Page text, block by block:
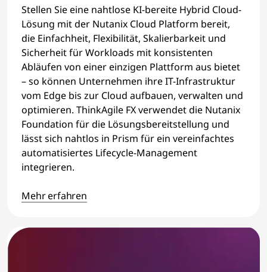
Stellen Sie eine nahtlose KI-bereite Hybrid Cloud-
Lösung mit der Nutanix Cloud Platform bereit,
die Einfachheit, Flexibilität, Skalierbarkeit und
Sicherheit für Workloads mit konsistenten
Abläufen von einer einzigen Plattform aus bietet
– so können Unternehmen ihre IT-Infrastruktur
vom Edge bis zur Cloud aufbauen, verwalten und
optimieren. ThinkAgile FX verwendet die Nutanix
Foundation für die Lösungsbereitstellung und
lässt sich nahtlos in Prism für ein vereinfachtes
automatisiertes Lifecycle-Management
integrieren.
Mehr erfahren